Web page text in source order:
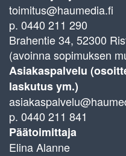
toimitus@haumedia.fi
p. 0440 211 290
Brahentie 34, 52300
(avoinna sopimuksen
Asiakaspalvelu
laskutus ym.)
p. 0440 211 841
Päätoimittaja
Elina Alanne